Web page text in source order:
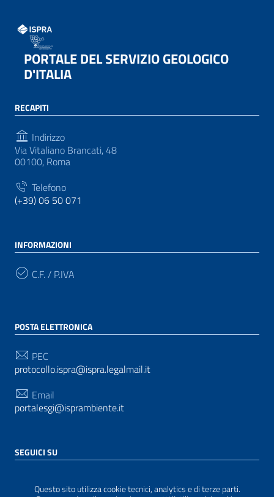
Questo sito utilizza cookie tecnici, analytics e di terze parti.
PORTALE DEL SERVIZIO GEOLOGICO
D'ITALIA
RECAPITI
Indirizzo
Via Vitaliano Brancati, 48
00100, Roma
Telefono
(+39) 06 50 071
INFORMAZIONI
C.F. / P.IVA
POSTA ELETTRONICA
PEC
protocollo.ispra@ispra.legalmail.it
Email
portalesgi@isprambiente.it
SEGUICI SU